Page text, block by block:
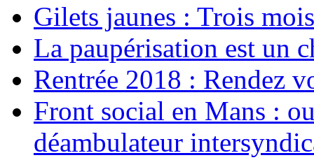
Gilets jaunes : Trois
La paupérisation est un
Rentrée 2018 : Rendez
Front social en Mans :
déambulateur